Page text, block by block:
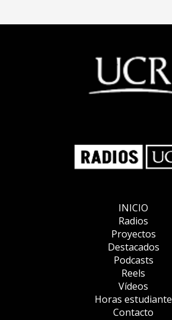
INICIO
Radios
Proyectos
Destacados
Podcasts
Reels
Vídeos
Horas estudiante
Contacto